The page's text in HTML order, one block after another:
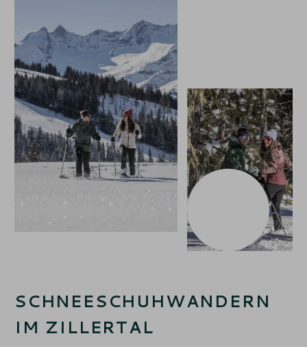
SCHNEESCHUHWANDERN
IM ZILLERTAL